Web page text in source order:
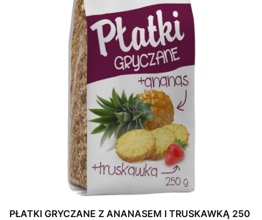
PŁATKI GRYCZANE Z ANANASEM I TRUSKAWKĄ 250